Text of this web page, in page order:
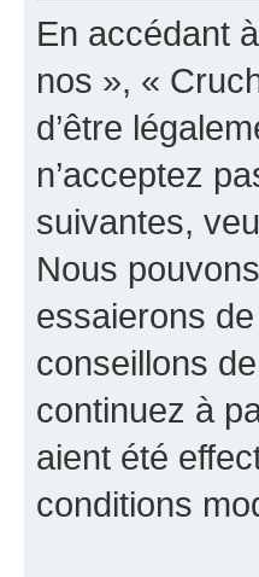
En accédant
nos », «
d’être
n’acceptez
suivantes,
Nous
essaierons
conseillons
continuez à
aient été
conditions